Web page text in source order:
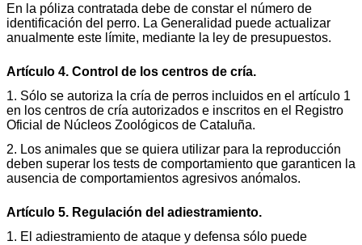
En la póliza contratada debe de constar el número de
identificación del perro. La Generalidad puede actualizar
anualmente este límite, mediante la ley de presupuestos.
Artículo 4. Control de los centros de cría.
1. Sólo se autoriza la cría de perros incluidos en el artículo 1
en los centros de cría autorizados e inscritos en el Registro
Oficial de Núcleos Zoológicos de Cataluña.
2. Los animales que se quiera utilizar para la reproducción
deben superar los tests de comportamiento que garanticen la
ausencia de comportamientos agresivos anómalos.
Artículo 5. Regulación del adiestramiento.
1. El adiestramiento de ataque y defensa sólo puede